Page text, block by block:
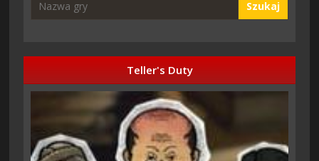
Szukaj
Teller's Duty